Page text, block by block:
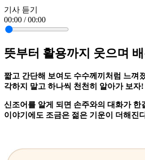
기사 듣기
00:00 / 00:00
뜻부터 활용까지 웃으며
짧고 간단해 보여도 수수께끼처럼 느껴
각하지 말고 하나씩 천천히 알아가 보자!
신조어를 알게 되면 손주와의 대화가 한
이야기에도 조금은 젊은 기운이 더해진